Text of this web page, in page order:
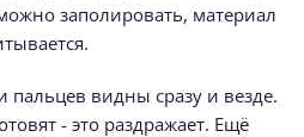
заполировать, материал
пальцев видны сразу и везде.
- это раздражает. Ещё